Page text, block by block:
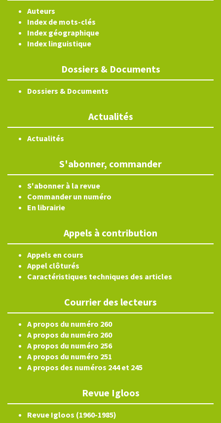
Auteurs
Index de mots-clés
Index géographique
Index linguistique
Dossiers & Documents
Dossiers & Documents
Actualités
Actualités
S'abonner, commander
S'abonner à la revue
Commander un numéro
En librairie
Appels à contribution
Appels en cours
Appel clôturés
Caractéristiques techniques des articles
Courrier des lecteurs
A propos du numéro 260
A propos du numéro 260
A propos du numéro 256
A propos du numéro 251
A propos des numéros 244 et 245
Revue Igloos
Revue Igloos (1960-1985)